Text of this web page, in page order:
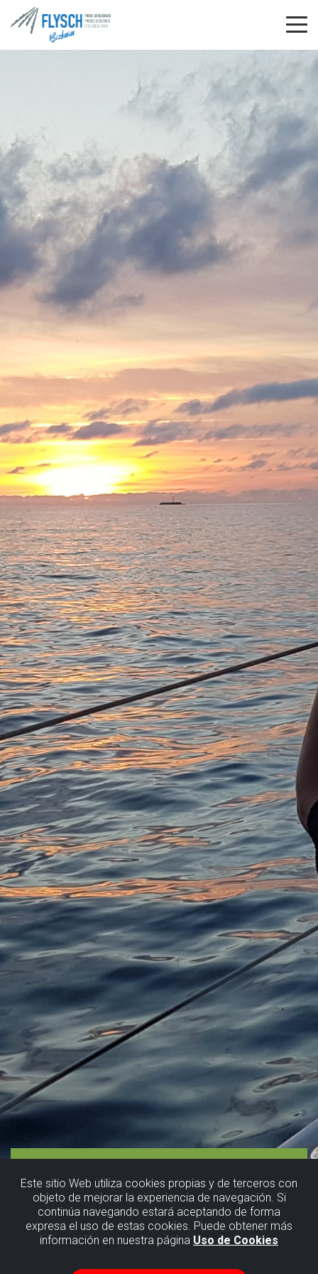
Este sitio Web utiliza cookies propias y de terceros con
objeto de mejorar la experiencia de navegación. Si
continúa navegando estará aceptando de forma
expresa el uso de estas cookies. Puede obtener más
información en nuestra página Uso de Cookies